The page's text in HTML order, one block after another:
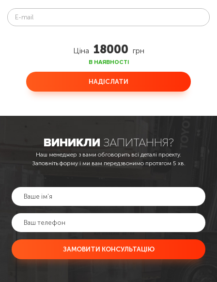
Ціна 18000 грн
В НАЯВНОСТІ
НАДІСЛАТИ
ВИНИКЛИ ЗАПИТАННЯ?
Наш менеджер з вами обговорить всі деталі проекту.
Заповніть форму і ми вам передзвонимо протягом 5 хв.
ЗАМОВИТИ КОНСУЛЬТАЦІЮ